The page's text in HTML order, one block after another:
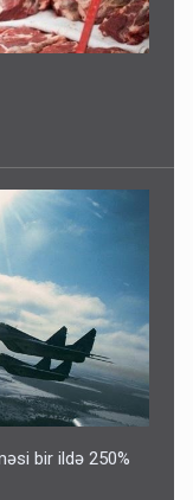
bir ildə 250%